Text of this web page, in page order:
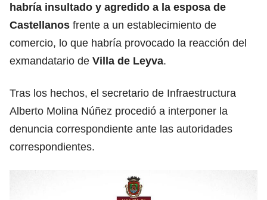
habría insultado y agredido a la esposa de
Castellanos frente a un establecimiento de
comercio, lo que habría provocado la reacción del
exmandatario de Villa de Leyva.
Tras los hechos, el secretario de Infraestructura
Alberto Molina Núñez procedió a interponer la
denuncia correspondiente ante las autoridades
correspondientes.